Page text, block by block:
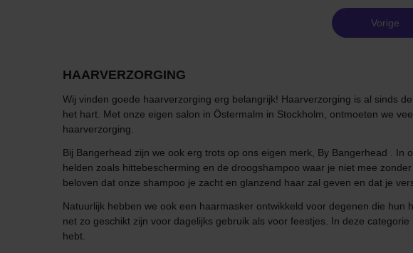
Vorige
HAARVERZORGING
Wij vinden goede haarverzorging erg belangrijk! Haarverzorging is al sinds
het hart. Met onze eigen salon in Östermalm in Stockholm, ontmoeten we
haarverzorging.
Bij Bangerhead zijn we ook erg trots op ons eigen merk, By Bangerhead .
helden zoals hittebescherming en de droogshampoo waar je niet mee
beloven dat onze shampoo je zacht en glanzend haar zal geven en dat je
Natuurlijk hebben we ook een haarmasker ontwikkeld voor degenen die
net zo geschikt zijn voor dagelijks gebruik als voor feestjes. In deze
hebt.